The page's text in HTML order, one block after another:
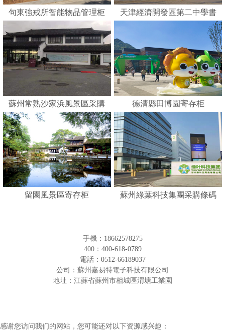
句東強戒所智能物品管理柜
天津經濟開發區第二中學書
蘇州常熟沙家浜風景區采購
人臉識別寄存柜
德清縣田博園寄存柜
留園風景區寄存柜
蘇州綠葉科技集團采購條碼
手機： 18662578275
400： 400-618-0789
電話： 0512-66189037
公司：蘇州嘉易特電子科技有限公司
地址：江蘇省蘇州市相城區渭塘工業園
感谢您访问我们的网站，您可能还对以下资源感兴趣：